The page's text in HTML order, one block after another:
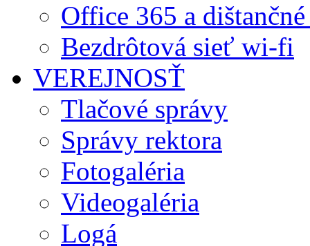
Office 365 a
Bezdrôtová sieť wi-fi
VEREJNOSŤ
Tlačové správy
Správy rektora
Fotogaléria
Videogaléria
Logá